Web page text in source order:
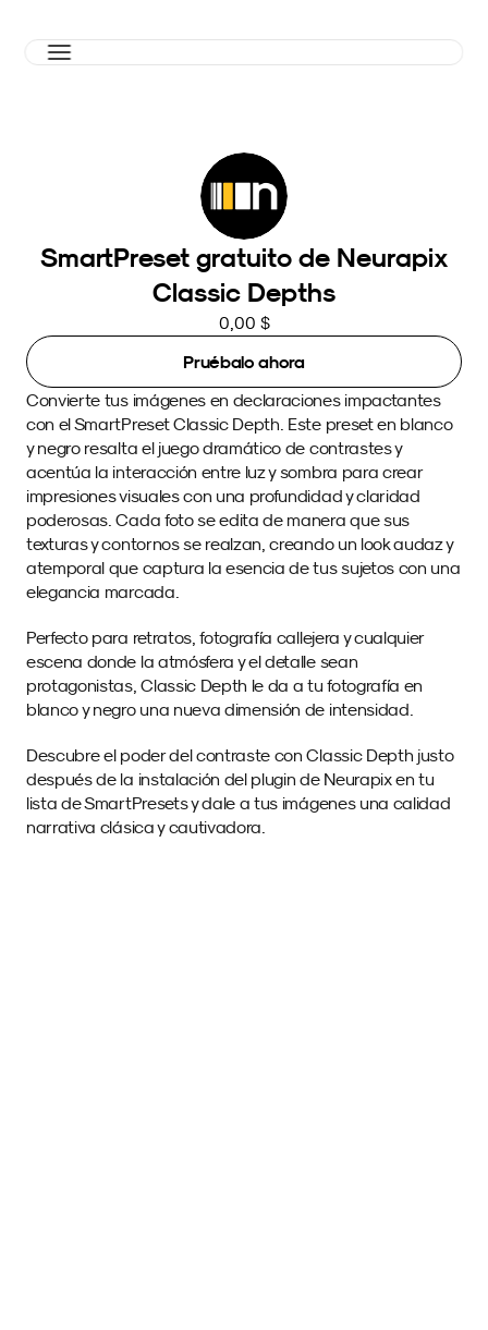
SmartPreset gratuito de Neurapix
Classic Depths
0,00 $
Pruébalo ahora
Convierte tus imágenes en declaraciones impactantes
con el SmartPreset Classic Depth. Este preset en blanco
y negro resalta el juego dramático de contrastes y
acentúa la interacción entre luz y sombra para crear
impresiones visuales con una profundidad y claridad
poderosas. Cada foto se edita de manera que sus
texturas y contornos se realzan, creando un look audaz y
atemporal que captura la esencia de tus sujetos con una
elegancia marcada.
Perfecto para retratos, fotografía callejera y cualquier
escena donde la atmósfera y el detalle sean
protagonistas, Classic Depth le da a tu fotografía en
blanco y negro una nueva dimensión de intensidad.
Descubre el poder del contraste con Classic Depth justo
después de la instalación del plugin de Neurapix en tu
lista de SmartPresets y dale a tus imágenes una calidad
narrativa clásica y cautivadora.